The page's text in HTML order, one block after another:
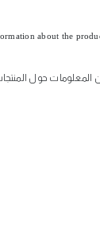
about the
حول